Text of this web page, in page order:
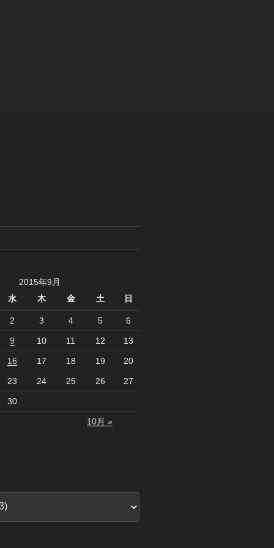
2015年9月
水
木 金 土 日
2 3 4 5 6
9 10 11 12 13
16 17 18 19 20
23 24 25 26 27
30
10月 »